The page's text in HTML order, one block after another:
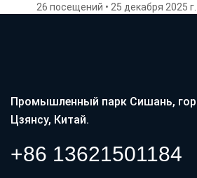
26 посещений • 25 декабря 2025 г.
Промышленный парк Сишань,
Цзянсу, Китай.
+86 13621501184